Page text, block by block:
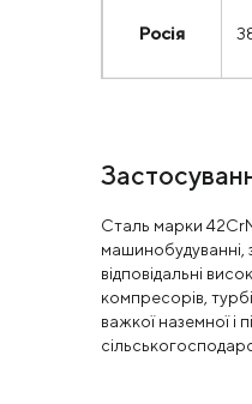
Росія
Сталь марки
машинобудуванні,
відповідальні
компресорів,
важкої наземної і